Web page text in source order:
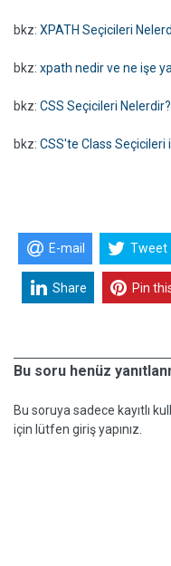
bkz: XPATH Seçicileri
bkz: xpath nedir ve ne işe
bkz: CSS Seçicileri Nelerdir?
bkz: CSS'te Class Seçicileri
E-mail Tweet
Share Pin
Bu soru henüz
Bu soruya sadece kayıtlı
için lütfen giriş yapınız.